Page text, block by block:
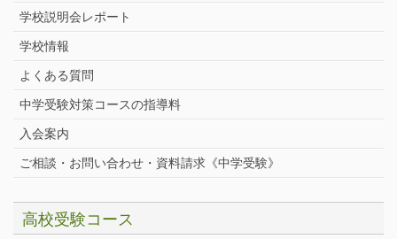
学校説明会レポート
学校情報
よくある質問
中学受験対策コースの指導料
入会案内
ご相談・お問い合わせ・資料請求《中学受験》
高校受験コース